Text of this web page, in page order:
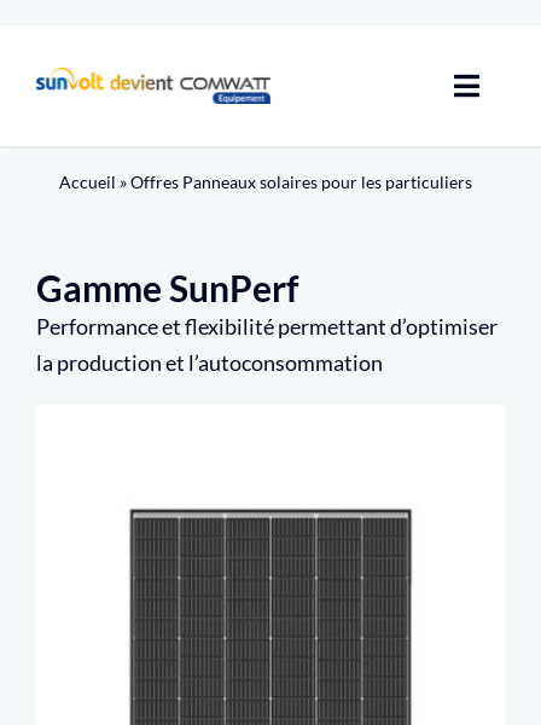
contenu
Toggle
Solutions photovoltaïques
Aides
Qui sommes nous ?
Demande de devis personnalisé
Vous êtes une entreprise ?
Accueil »Offres Panneaux solaires pour les particuliers
Gamme SunPerf
Performance et flexibilité permettant d’optimiser
la production et l’autoconsommation